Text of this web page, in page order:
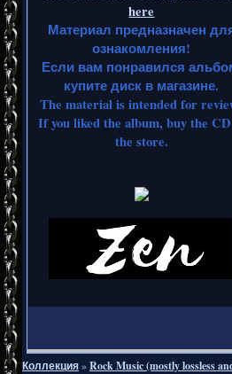
here
Материал предназначен
ознакомления!
Если вам понравился
купите диск в магазине.
The material is intended for
If you liked the album, buy the
the store.
Коллекция»Rock Music (mostly lossless